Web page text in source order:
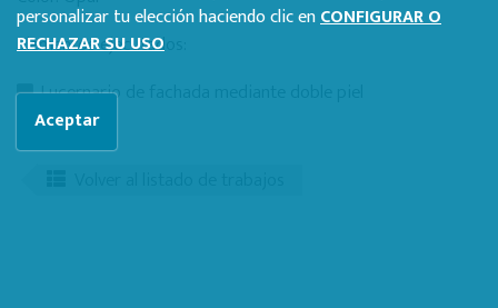
Elementos ejecutados:
Lucernario de fachada mediante doble piel
personalizar tu elección haciendo clic enCONFIGURAR O
RECHAZAR SU USO
Aceptar